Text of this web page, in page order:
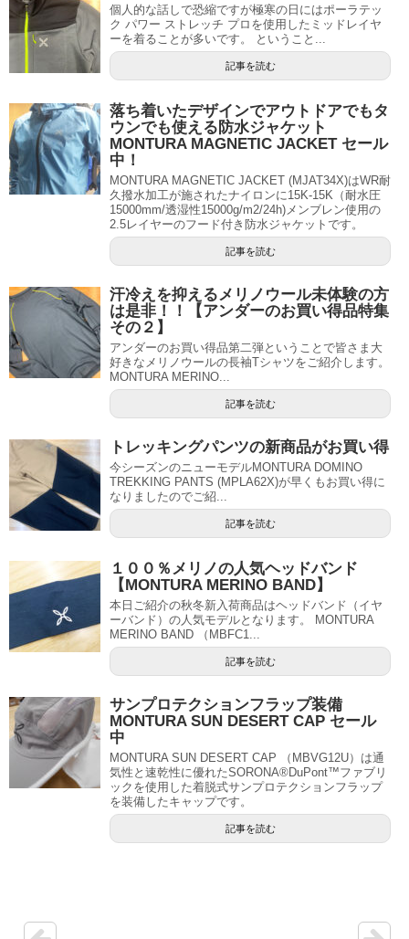
個人的な話しで恐縮ですが極寒の日にはポーラテッ
ク パワー ストレッチ プロを使用したミッドレイヤ
ーを着ることが多いです。 ということ...
記事を読む
落ち着いたデザインでアウトドアでもタ
ウンでも使える防水ジャケット
MONTURA MAGNETIC JACKET セール
中！
MONTURA MAGNETIC JACKET (MJAT34X)はWR耐
久撥水加工が施されたナイロンに15K-15K（耐水圧
15000mm/透湿性15000g/m2/24h)メンブレン使用の
2.5レイヤーのフード付き防水ジャケットです。
記事を読む
汗冷えを抑えるメリノウール未体験の方
は是非！！【アンダーのお買い得品特集
その２】
アンダーのお買い得品第二弾ということで皆さま大
好きなメリノウールの長袖Tシャツをご紹介します。
MONTURA MERINO...
記事を読む
トレッキングパンツの新商品がお買い得
今シーズンのニューモデルMONTURA DOMINO
TREKKING PANTS (MPLA62X)が早くもお買い得に
なりましたのでご紹...
記事を読む
１００％メリノの人気ヘッドバンド
【MONTURA MERINO BAND】
本日ご紹介の秋冬新入荷商品はヘッドバンド（イヤ
ーバンド）の人気モデルとなります。 MONTURA
MERINO BAND （MBFC1...
記事を読む
サンプロテクションフラップ装備
MONTURA SUN DESERT CAP セール
中
MONTURA SUN DESERT CAP （MBVG12U）は通
気性と速乾性に優れたSORONA®DuPont™ファブリ
ックを使用した着脱式サンプロテクションフラップ
を装備したキャップです。
記事を読む